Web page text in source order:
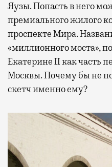
Яузы. Попасть в него
премиального жилого
проспекте Мира.
«миллионного моста»,
Екатерине II как часть
Москвы. Почему бы не
скетч именно ему?